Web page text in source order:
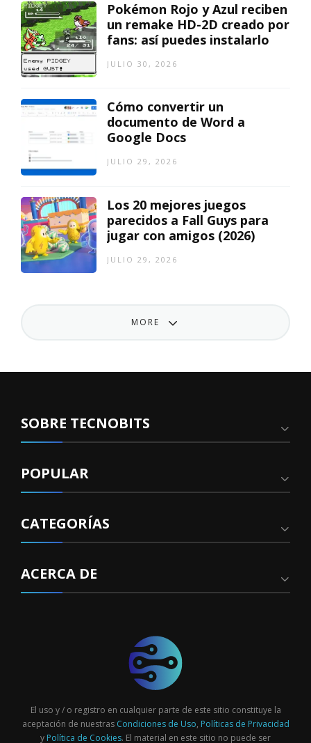
Pokémon Rojo y Azul reciben
un remake HD-2D creado por
fans: así puedes instalarlo
JULIO 30, 2026
Cómo convertir un
documento de Word a
Google Docs
JULIO 29, 2026
Los 20 mejores juegos
parecidos a Fall Guys para
jugar con amigos (2026)
JULIO 29, 2026
MORE
SOBRE TECNOBITS
POPULAR
CATEGORÍAS
ACERCA DE
El uso y / o registro en cualquier parte de este sitio constituye la
aceptación de nuestras Condiciones de Uso, Políticas de Privacidad
y Política de Cookies. El material en este sitio no puede ser